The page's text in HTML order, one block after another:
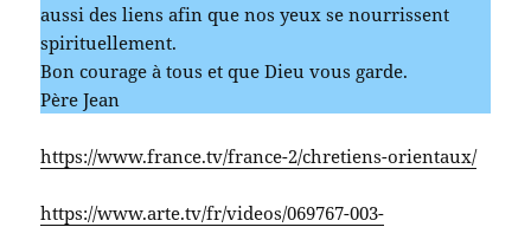
aussi des liens afin que nos yeux se nourrissent
spirituellement.
Bon courage à tous et que Dieu vous garde.
Père Jean
https://www.france.tv/france-2/chretiens-orientaux/
https://www.arte.tv/fr/videos/069767-003-